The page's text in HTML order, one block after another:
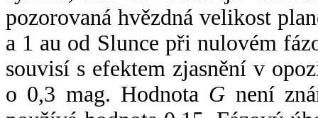
pozorovaná hvězdná velikost
a 1 au od Slunce při nulovém
souvisí s efektem zjasnění v
o 0,3 mag. Hodnota G není